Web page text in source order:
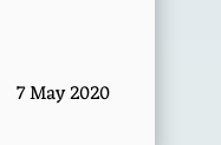
7 May 2020